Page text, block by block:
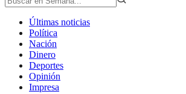
Últimas noticias
Política
Nación
Dinero
Deportes
Opinión
Impresa